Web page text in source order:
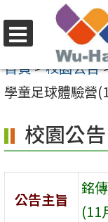
至
要
容
區
選
單
首頁>校園公告
學童足球體驗營
校園公告
公告主旨
銘
(11